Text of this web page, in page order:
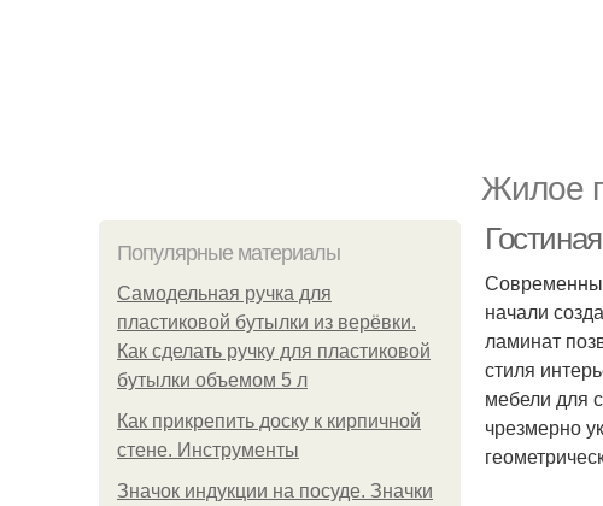
Жилое
Популярные материалы
Самодельная ручка для
пластиковой бутылки из верёвки.
Как сделать ручку для пластиковой
бутылки объемом 5 л
Как прикрепить доску к кирпичной
стене. Инструменты
Значок индукции на посуде. Значки
начали
ламинат
стиля
мебели для
чрезмерно